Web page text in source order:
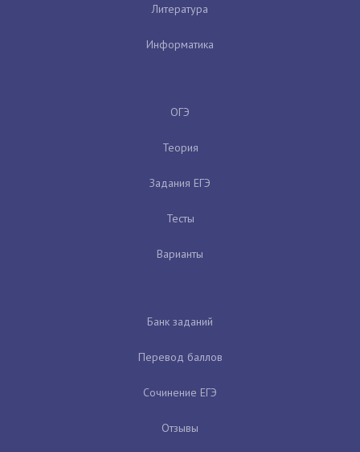
Литература
Информатика
ОГЭ
Теория
Задания ЕГЭ
Тесты
Варианты
Банк заданий
Перевод баллов
Сочинение ЕГЭ
Отзывы